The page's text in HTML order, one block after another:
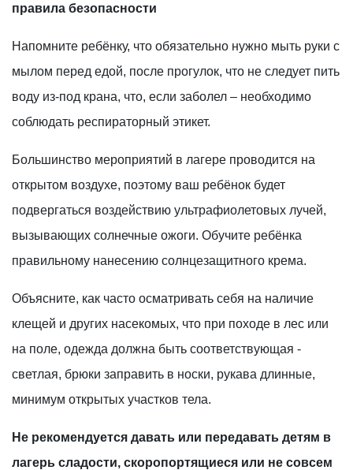
правила безопасности
Напомните ребёнку, что обязательно нужно мыть руки с
мылом перед едой, после прогулок, что не следует пить
воду из-под крана, что, если заболел – необходимо
соблюдать респираторный этикет.
Большинство мероприятий в лагере проводится на
открытом воздухе, поэтому ваш ребёнок будет
подвергаться воздействию ультрафиолетовых лучей,
вызывающих солнечные ожоги. Обучите ребёнка
правильному нанесению солнцезащитного крема.
Объясните, как часто осматривать себя на наличие
клещей и других насекомых, что при походе в лес или
на поле, одежда должна быть соответствующая -
светлая, брюки заправить в носки, рукава длинные,
минимум открытых участков тела.
Не рекомендуется давать или передавать детям в
лагерь сладости, скоропортящиеся или не совсем